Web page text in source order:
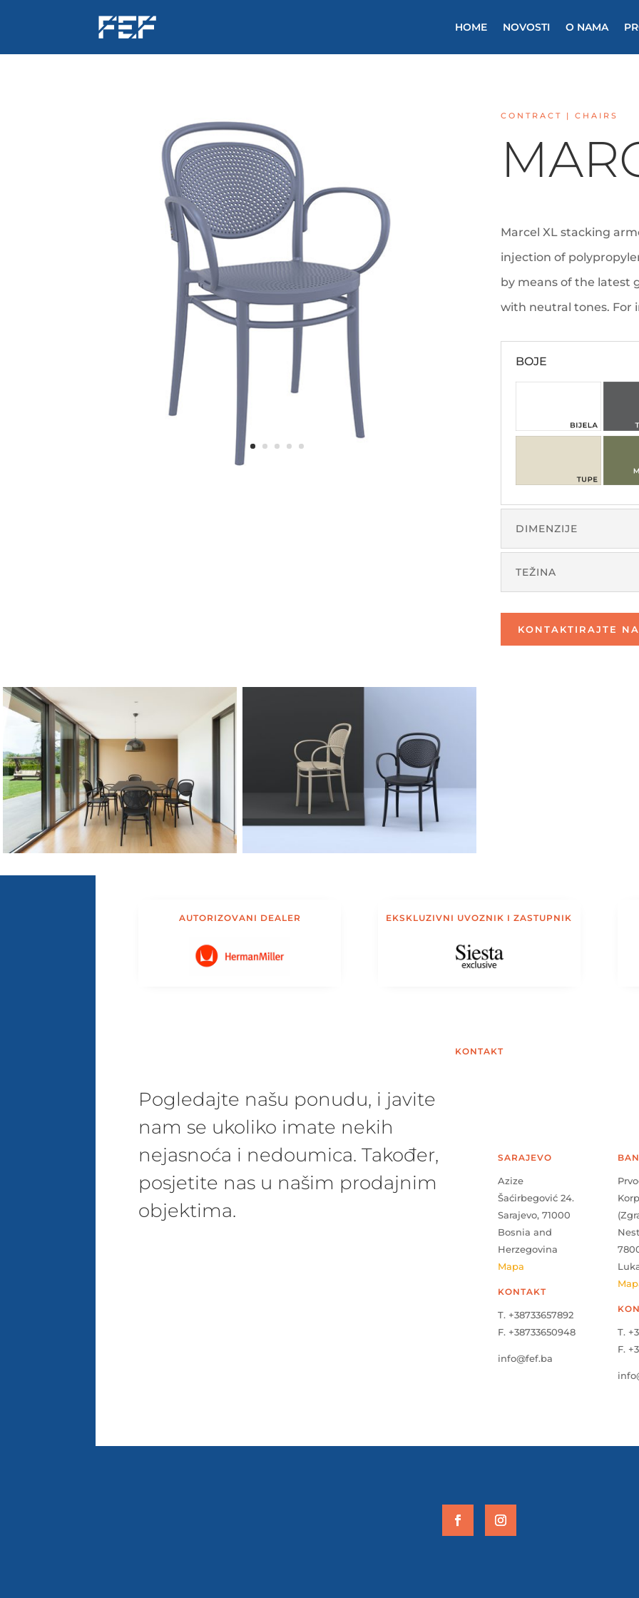
HOME NOVOSTI O NAMA
CONTRACT | CHAIRS
Marcel XL stacking
injection of
by means of the latest
with neutral tones. For
BOJE
DIMENZIJE
TEŽINA
KONTAKTIRAJTE
AUTORIZOVANI DEALER EKSKLUZIVNI UVOZNIK I ZASTUPNIK
KONTAKT
Pogledajte našu ponudu, i javite
nam se ukoliko imate nekih
nejasnoća i nedoumica. Također,
posjetite nas u našim prodajnim
objektima.
SARAJEVO
Azize
Šaćirbegović 24.
Sarajevo, 71000
Bosnia and
Herzegovina
Mapa
KONTAKT
T. +38733657892
F. +38733650948
info@fef.ba
T.
F.